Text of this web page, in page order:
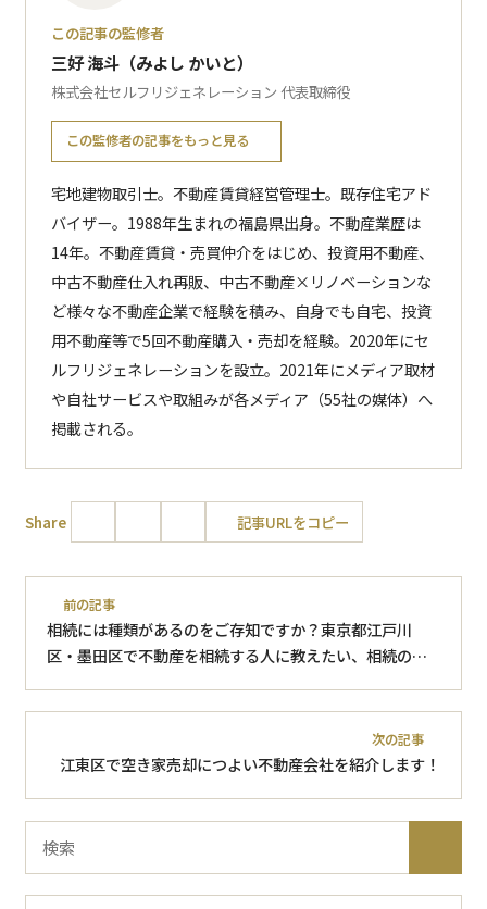
この記事の監修者
三好 海斗（みよし かいと）
株式会社セルフリジェネレーション 代表取締役
この監修者の記事をもっと見る
宅地建物取引士。不動産賃貸経営管理士。既存住宅アド
バイザー。1988年生まれの福島県出身。不動産業歴は
14年。不動産賃貸・売買仲介をはじめ、投資用不動産、
中古不動産仕入れ再販、中古不動産×リノベーションな
ど様々な不動産企業で経験を積み、自身でも自宅、投資
用不動産等で5回不動産購入・売却を経験。2020年にセ
ルフリジェネレーションを設立。2021年にメディア取材
や自社サービスや取組みが各メディア（55社の媒体）へ
掲載される。
Share 記事URLをコピー
前の記事
相続には種類があるのをご存知ですか？東京都江戸川
区・墨田区で不動産を相続する人に教えたい、相続の種
次の記事
江東区で空き家売却につよい不動産会社を紹介します！
索